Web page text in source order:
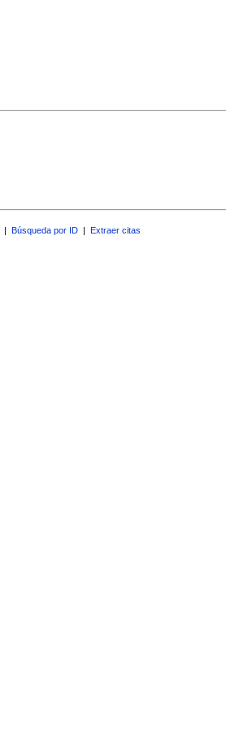
| Búsqueda por ID | Extraer citas